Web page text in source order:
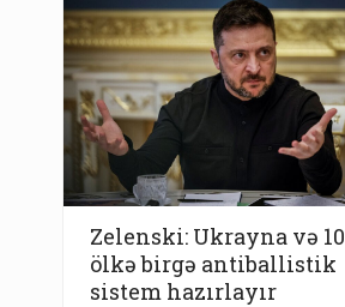
Zelenski: Ukrayna və 10
ölkə birgə antiballistik
sistem hazırlayır